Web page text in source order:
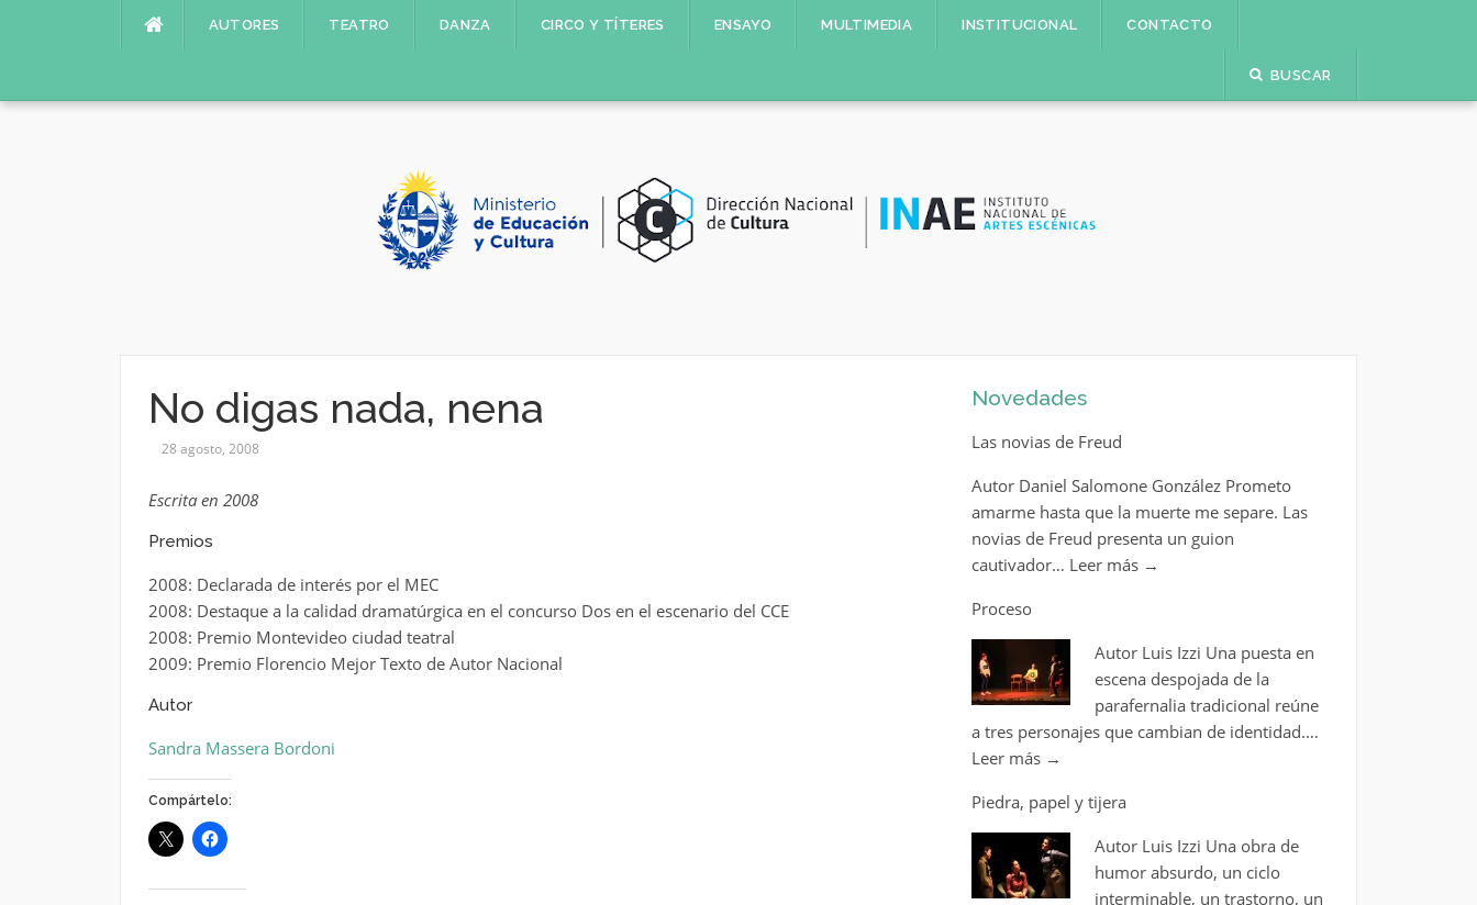
AUTORES TEATRO DANZA CIRCO Y TÍTERES ENSAYO MULTIMEDIA INSTITUCIONAL CONTACTO
BUSCAR
No digas nada, nena
28 agosto, 2008
Escrita en 2008
Premios
2008: Declarada de interés por el MEC
2008: Destaque a la calidad dramatúrgica en el concurso Dos en el escenario del CCE
2008: Premio Montevideo ciudad teatral
2009: Premio Florencio Mejor Texto de Autor Nacional
Autor
Sandra Massera Bordoni
Compártelo:
Novedades
Las novias de Freud
Autor Daniel Salomone González Prometo
amarme hasta que la muerte me separe. Las
novias de Freud presenta un guion
cautivador… Leer más →
Proceso
Autor Luis Izzi Una puesta en
escena despojada de la
parafernalia tradicional reúne
a tres personajes que cambian de identidad.…
Leer más →
Piedra, papel y tijera
Autor Luis Izzi Una obra de
humor absurdo, un ciclo
interminable, un trastorno, un